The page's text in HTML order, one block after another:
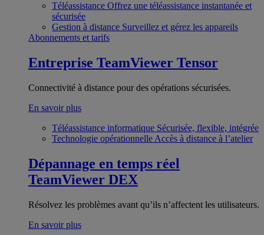
Téléassistance Offrez une téléassistance instantanée et
sécurisée
Gestion à distance Surveillez et gérez les appareils
Abonnements et tarifs
Entreprise TeamViewer Tensor
Connectivité à distance pour des opérations sécurisées.
En savoir plus
Téléassistance informatique Sécurisée, flexible, intégrée
Technologie opérationnelle Accès à distance à l’atelier
Dépannage en temps réel
TeamViewer DEX
Résolvez les problèmes avant qu’ils n’affectent les utilisateurs.
En savoir plus